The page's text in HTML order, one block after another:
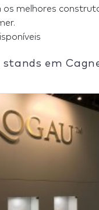
os melhores
stands em